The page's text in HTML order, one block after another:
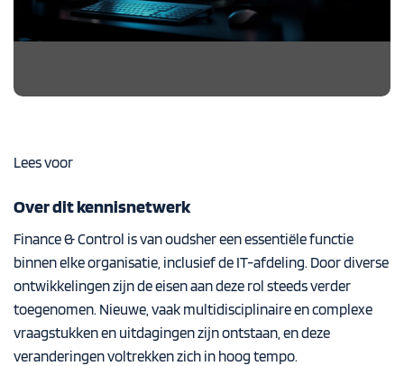
Lees voor
Over dit kennisnetwerk
Finance & Control is van oudsher een essentiële functie
binnen elke organisatie, inclusief de IT-afdeling. Door diverse
ontwikkelingen zijn de eisen aan deze rol steeds verder
toegenomen. Nieuwe, vaak multidisciplinaire en complexe
vraagstukken en uitdagingen zijn ontstaan, en deze
veranderingen voltrekken zich in hoog tempo.